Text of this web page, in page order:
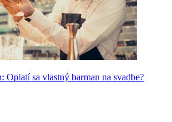
Oplatí sa vlastný barman na svadbe?